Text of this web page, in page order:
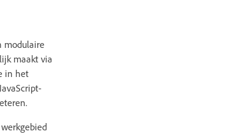
modulaire
maakt via
in het